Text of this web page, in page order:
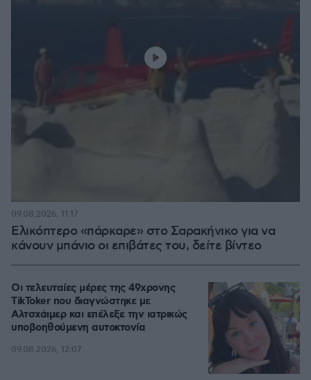
Ελικόπτερο «πάρκαρε» στο Σαρακήνικο για να
κάνουν μπάνιο οι επιβάτες του, δείτε βίντεο
09.08.2026, 11:17
Οι τελευταίες μέρες της 49χρονης
TikToker που διαγνώστηκε με
Αλτσχάιμερ και επέλεξε την ιατρικώς
υποβοηθούμενη αυτοκτονία
09.08.2026, 12:07